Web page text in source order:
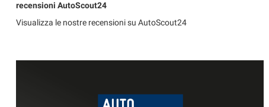
recensioni AutoScout24
Visualizza le nostre recensioni su AutoScout24